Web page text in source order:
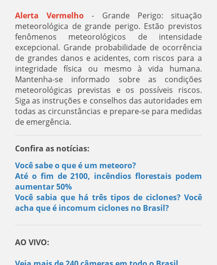
Alerta Vermelho - Grande Perigo: situação
meteorológica de grande perigo. Estão previstos
fenômenos meteorológicos de intensidade
excepcional. Grande probabilidade de ocorrência
de grandes danos e acidentes, com riscos para a
integridade física ou mesmo à vida humana.
Mantenha-se informado sobre as condições
meteorológicas previstas e os possíveis riscos.
Siga as instruções e conselhos das autoridades em
todas as circunstâncias e prepare-se para medidas
de emergência.
Confira as notícias:
Você sabe o que é um meteoro?
Até o fim de 2100, incêndios florestais podem
aumentar 50%
Você sabia que há três tipos de ciclones? Você
acha que é incomum ciclones no Brasil?
AO VIVO: